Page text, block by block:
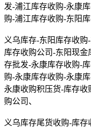
发-浦江库存收购-永康
购-浦江库存收购-东阳
义乌库存-东阳库存收
库存收购公司-东阳现
存批发-永康库存收购-
购-永康库存收购-永康
永康收购积压货-库存
购公司、
义乌库存尾货收购-库存